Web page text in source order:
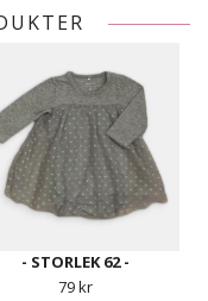
- STORLEK 62 -
79 kr